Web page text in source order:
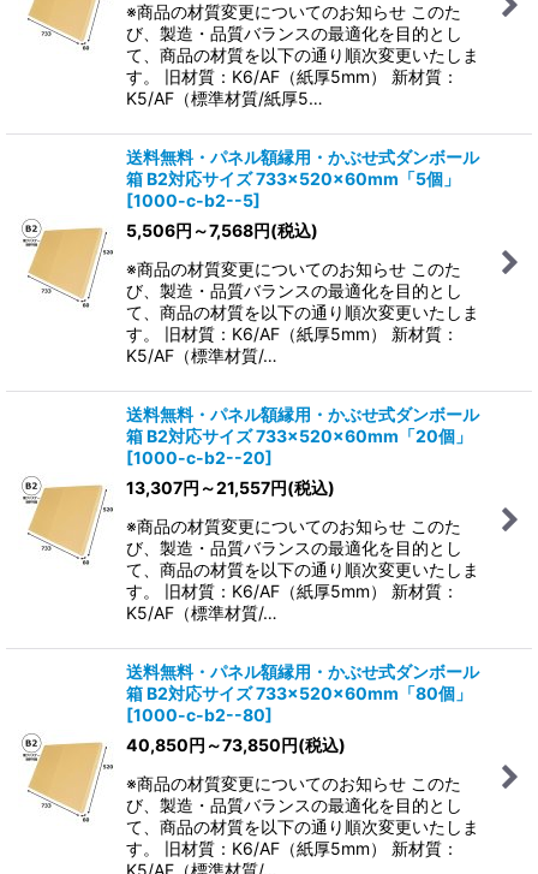
※商品の材質変更についてのお知らせ このた
び、製造・品質バランスの最適化を目的とし
て、商品の材質を以下の通り順次変更いたしま
す。 旧材質：K6/AF（紙厚5mm） 新材質：
K5/AF（標準材質/紙厚5…
送料無料・パネル額縁用・かぶせ式ダンボール
箱 B2対応サイズ 733×520×60mm「5個」
[1000-c-b2--5]
5,506円 ～7,568円(税込)
※商品の材質変更についてのお知らせ このた
び、製造・品質バランスの最適化を目的とし
て、商品の材質を以下の通り順次変更いたしま
す。 旧材質：K6/AF（紙厚5mm） 新材質：
K5/AF（標準材質/…
送料無料・パネル額縁用・かぶせ式ダンボール
箱 B2対応サイズ 733×520×60mm「20個」
[1000-c-b2--20]
13,307円 ～21,557円(税込)
※商品の材質変更についてのお知らせ このた
び、製造・品質バランスの最適化を目的とし
て、商品の材質を以下の通り順次変更いたしま
す。 旧材質：K6/AF（紙厚5mm） 新材質：
K5/AF（標準材質/…
送料無料・パネル額縁用・かぶせ式ダンボール
箱 B2対応サイズ 733×520×60mm「80個」
[1000-c-b2--80]
40,850円 ～73,850円(税込)
※商品の材質変更についてのお知らせ このた
び、製造・品質バランスの最適化を目的とし
て、商品の材質を以下の通り順次変更いたしま
す。 旧材質：K6/AF（紙厚5mm） 新材質：